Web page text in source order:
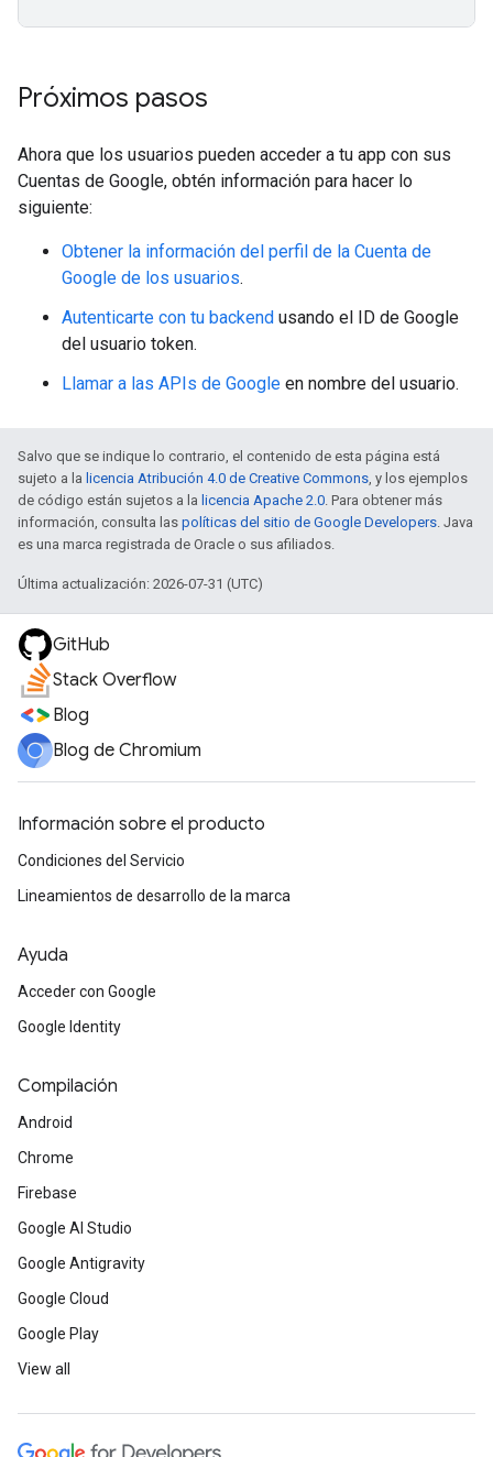
Próximos pasos
Ahora que los usuarios pueden acceder a tu app con sus
Cuentas de Google, obtén información para hacer lo
siguiente:
Obtener la información del perfil de la Cuenta de
Google de los usuarios.
Autenticarte con tu backend usando el ID de Google
del usuario token.
Llamar a las APIs de Google en nombre del usuario.
Salvo que se indique lo contrario, el contenido de esta página está
sujeto a la licencia Atribución 4.0 de Creative Commons, y los ejemplos
de código están sujetos a la licencia Apache 2.0. Para obtener más
información, consulta las políticas del sitio de Google Developers. Java
es una marca registrada de Oracle o sus afiliados.
Última actualización: 2026-07-31 (UTC)
GitHub
Stack Overflow
Blog
Blog de Chromium
Información sobre el producto
Condiciones del Servicio
Lineamientos de desarrollo de la marca
Ayuda
Acceder con Google
Google Identity
Compilación
Android
Chrome
Firebase
Google AI Studio
Google Antigravity
Google Cloud
Google Play
View all